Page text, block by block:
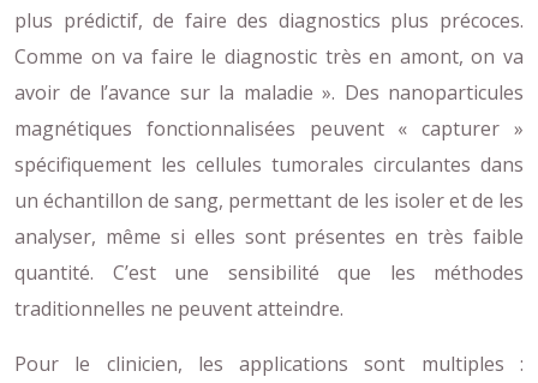
plus prédictif, de faire des diagnostics plus précoces.
Comme on va faire le diagnostic très en amont, on va
avoir de l’avance sur la maladie ». Des nanoparticules
magnétiques fonctionnalisées peuvent « capturer »
spécifiquement les cellules tumorales circulantes dans
un échantillon de sang, permettant de les isoler et de les
analyser, même si elles sont présentes en très faible
quantité. C’est une sensibilité que les méthodes
traditionnelles ne peuvent atteindre.
Pour le clinicien, les applications sont multiples :